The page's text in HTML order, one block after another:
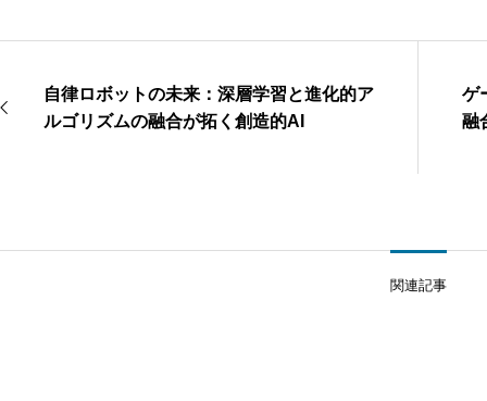
自律ロボットの未来：深層学習と進化的ア
ルゴリズムの融合が拓く創造的AI
ゲ
融
関連記事